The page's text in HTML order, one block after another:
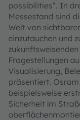
possibilities“. In
Messestand sind
Welt von
einzutauchen und
Fragestellungen
Visualisierung,
präsentiert.
beispielsweise
Sicherheit im